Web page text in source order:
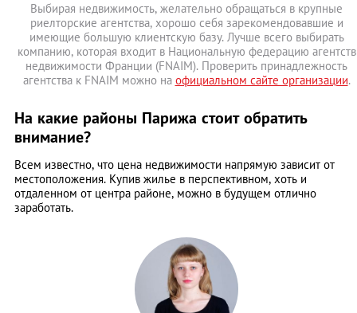
Выбирая недвижимость, желательно обращаться в крупные
риелторские агентства, хорошо себя зарекомендовавшие и
имеющие большую клиентскую базу. Лучше всего выбирать
компанию, которая входит в Национальную федерацию агентств
недвижимости Франции (FNAIM). Проверить принадлежность
агентства к FNAIM можно на официальном сайте организации.
На какие районы Парижа стоит обратить
внимание?
Всем известно, что цена недвижимости напрямую зависит от
местоположения. Купив жилье в перспективном, хоть и
отдаленном от центра районе, можно в будущем отлично
заработать.